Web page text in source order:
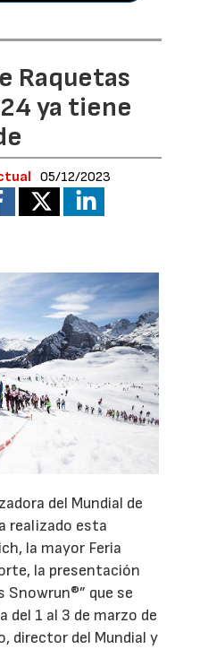
Raquetas
ya tiene
05/12/2023
del Mundial de
realizado esta
la mayor Feria
la presentación
Snowrun®” que se
del 1 al 3 de marzo de
director del Mundial y